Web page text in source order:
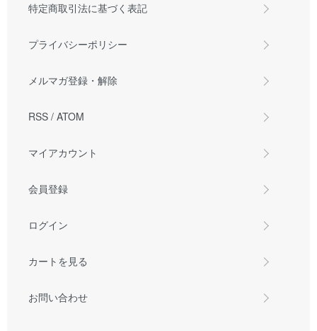
特定商取引法に基づく表記
プライバシーポリシー
メルマガ登録・解除
RSS / ATOM
マイアカウント
会員登録
ログイン
カートを見る
お問い合わせ